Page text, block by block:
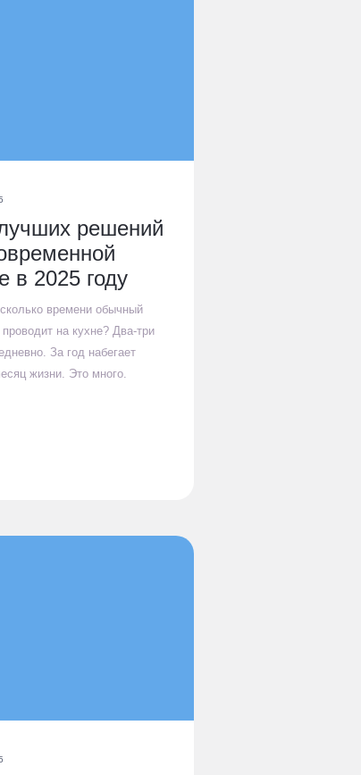
решений
в 2025 году
времени обычный
проводит на кухне? Два-три
За год набегает
жизни. Это много.